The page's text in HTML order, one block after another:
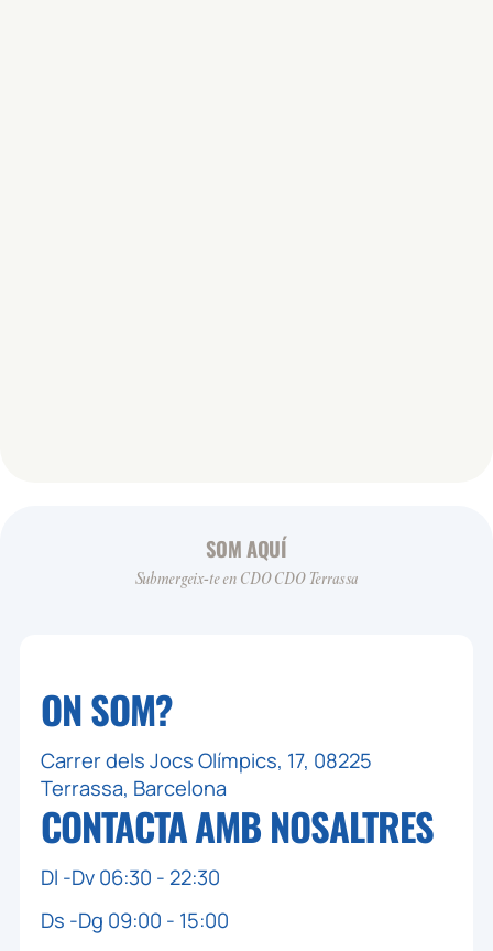
SOM AQUÍ
Submergeix-te en CDO CDO Terrassa
ON SOM?
Carrer dels Jocs Olímpics, 17, 08225
Terrassa, Barcelona
CONTACTA AMBNOSALTRES
Dl -Dv 06:30 - 22:30
Ds -Dg 09:00 - 15:00